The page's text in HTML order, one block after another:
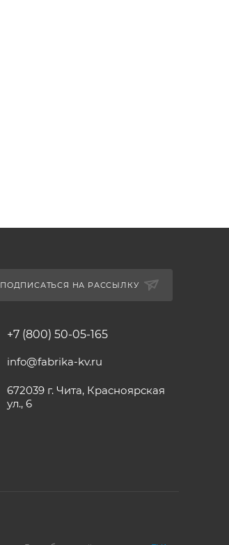
ПОДПИСАТЬСЯ НА РАССЫЛКУ
+7 (800) 50-05-165
info@fabrika-kv.ru
672039 г. Чита, Красноярская
ул., 6